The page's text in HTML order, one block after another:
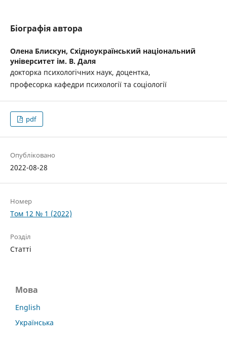
Біографія автора
Олена Блискун, Східноукраїнcький національний
університет ім. В. Даля
докторка психологічних наук, доцентка,
професорка кафедри психології та соціології
pdf
Опубліковано
2022-08-28
Номер
Том 12 № 1 (2022)
Розділ
Статті
Мова
English
Українська